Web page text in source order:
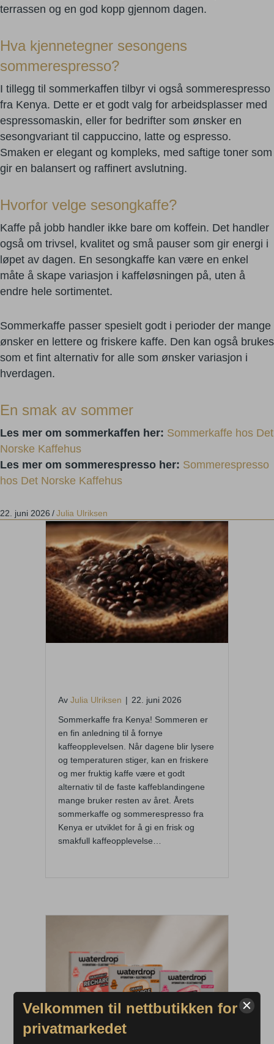
terrassen og en god kopp gjennom dagen.
Hva kjennetegner sesongens
sommerespresso?
I tillegg til sommerkaffen tilbyr vi også sommerespresso
fra Kenya. Dette er et godt valg for arbeidsplasser med
espressomaskin, eller for bedrifter som ønsker en
sesongvariant til cappuccino, latte og espresso.
Smaken er elegant og kompleks, med saftige toner som
gir en balansert og raffinert avslutning.
Hvorfor velge sesongkaffe?
Kaffe på jobb handler ikke bare om koffein. Det handler
også om trivsel, kvalitet og små pauser som gir energi i
løpet av dagen. En sesongkaffe kan være en enkel
måte å skape variasjon i kaffeløsningen på, uten å
endre hele sortimentet.
Sommerkaffe passer spesielt godt i perioder der mange
ønsker en lettere og friskere kaffe. Den kan også brukes
som et fint alternativ for alle som ønsker variasjon i
hverdagen.
En smak av sommer
Les mer om sommerkaffen her: Sommerkaffe hos Det
Norske Kaffehus
Les mer om sommerespresso her: Sommerespresso
hos Det Norske Kaffehus
22. juni 2026 /Julia Ulriksen
Av Julia Ulriksen | 22. juni 2026
Sommerkaffe fra Kenya! Sommeren er
en fin anledning til å fornye
kaffeopplevelsen. Når dagene blir lysere
og temperaturen stiger, kan en friskere
og mer fruktig kaffe være et godt
alternativ til de faste kaffeblandingene
mange bruker resten av året. Årets
sommerkaffe og sommerespresso fra
Kenya er utviklet for å gi en frisk og
smakfull kaffeopplevelse…
Velkommen til nettbutikken for
privatmarkedet